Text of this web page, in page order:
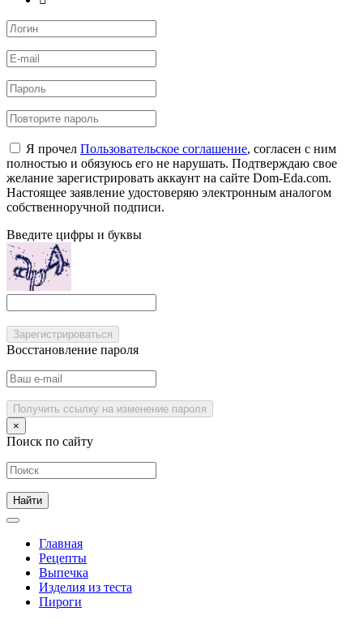
Я прочел Пользовательское соглашение, согласен с ним
полностью и обязуюсь его не нарушать. Подтверждаю свое
желание зарегистрировать аккаунт на сайте Dom-Eda.com.
Настоящее заявление удостоверяю электронным аналогом
собственноручной подписи.
Введите цифры и буквы
Зарегистрироваться
Восстановление пароля
Получить ссылку на изменение пароля
×
Поиск по сайту
Главная
Рецепты
Выпечка
Изделия из теста
Пироги